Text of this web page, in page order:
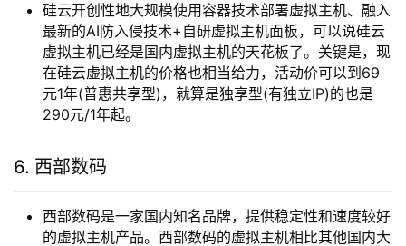
硅云开创性地大规模使用容器技术部署虚拟主机、融入
最新的AI防入侵技术+自研虚拟主机面板，可以说硅云
虚拟主机已经是国内虚拟主机的天花板了。关键是，现
在硅云虚拟主机的价格也相当给力，活动价可以到69
元1年(普惠共享型)，就算是独享型(有独立IP)的也是
290元/1年起。
6. 西部数码
西部数码是一家国内知名品牌，提供稳定性和速度较好
的虚拟主机产品。西部数码的虚拟主机相比其他国内大